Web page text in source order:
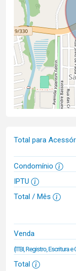
Total para
Condomínio
IPTU
Total / Mês
Venda
(ITBI, Registro, Escritura
Total